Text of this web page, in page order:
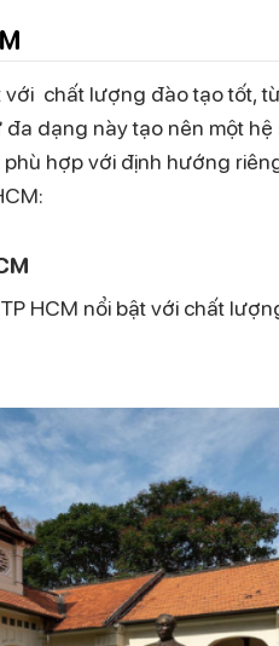
với chất lượng đào tạo tốt,
dạng này tạo nên một
hợp với định hướng
HCM nổi bật với chất